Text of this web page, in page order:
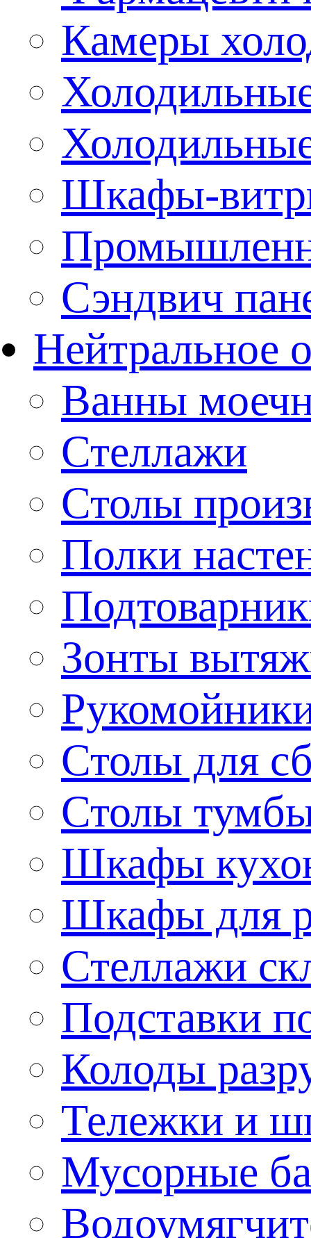
Камеры
Шкафы-
Сэндвич
Нейтральное
Ванны
Стеллажи
Столы
Полки
Зонты
Столы для
Столы
Шкафы
Шкафы для
Стеллажи
Подставки
Колоды
Тележки и
Мусорные